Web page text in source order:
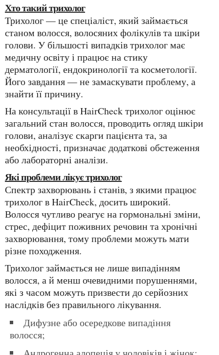
Хто такий трихолог
Трихолог — це спеціаліст, який займається
станом волосся, волосяних фолікулів та шкіри
голови. У більшості випадків трихолог має
медичну освіту і працює на стику
дерматології, ендокринології та косметології.
Його завдання — не замаскувати проблему, а
знайти її причину.
На консультації в HairCheck трихолог оцінює
загальний стан волосся, проводить огляд шкіри
голови, аналізує скарги пацієнта та, за
необхідності, призначає додаткові обстеження
або лабораторні аналізи.
Які проблеми лікує трихолог
Спектр захворювань і станів, з якими працює
трихолог в HairCheck, досить широкий.
Волосся чутливо реагує на гормональні зміни,
стрес, дефіцит поживних речовин та хронічні
захворювання, тому проблеми можуть мати
різне походження.
Трихолог займається не лише випадінням
волосся, а й менш очевидними порушеннями,
які з часом можуть призвести до серйозних
наслідків без правильного лікування.
дифузне або осередкове випадіння
волосся;